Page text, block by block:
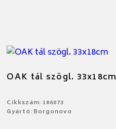
OAK tál szögl. 33x18cm
Cikkszám: 186073
Gyártó: Borgonovo